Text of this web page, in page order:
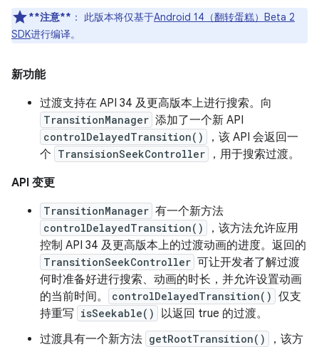
**注意** ： 此版本将仅基于Android 14（翻转蛋糕）Beta 2
SDK进行编译。
新功能
过渡支持在 API 34 及更高版本上进行搜索。向
TransitionManager 添加了一个新 API
controlDelayedTransition()
，该 API 会返回一
个 TransisionSeekController
，用于搜索过渡。
API 变更
TransitionManager 有一个新方法
controlDelayedTransition()
，该方法允许应用
控制 API 34 及更高版本上的过渡动画的进度。返回的
TransitionSeekController 可让开发者了解过渡
何时准备好进行搜索、动画的时长，并允许设置动画
的当前时间。
controlDelayedTransition() 仅支
持重写 isSeekable()
以返回 true 的过渡。
过渡具有一个新方法 getRootTransition()
，该方